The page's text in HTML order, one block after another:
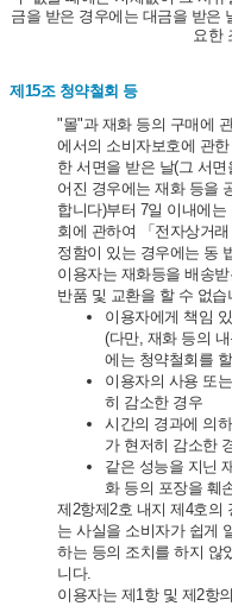
금을 받은 경우에는 대금을 받은
요한
제15조 청약철회 등
"몰"과 재화 등의 구매에
에서의 소비자보호에 관
한 서면을 받은 날(그 서
어진 경우에는 재화 등을
합니다)부터 7일 이내에
회에 관하여 「전자상거
정함이 있는 경우에는 동
이용자는 재화등을 배송
반품 및 교환을 할 수 없습
이용자에게 책임
(다만, 재화 등의
에는 청약철회를
이용자의 사용 또
히 감소한 경우
시간의 경과에 의
가 현저히 감소한
같은 성능을 지닌
화 등의 포장을 훼
제2항제2호 내지 제4호의
는 사실을 소비자가 쉽게
하는 등의 조치를 하지 않
니다.
이용자는 제1항 및 제2항